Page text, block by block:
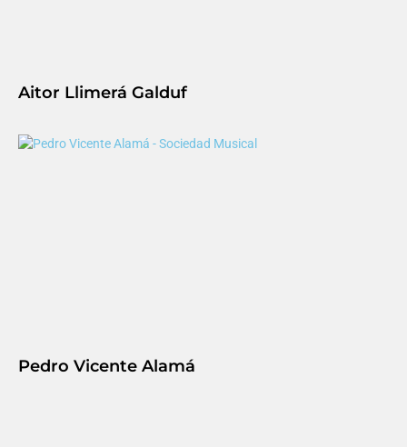
Aitor Llimerá Galduf
Pedro Vicente Alamá